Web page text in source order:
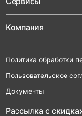
Компания
Политика обработки
Пользовательское
Документы
Рассылка о